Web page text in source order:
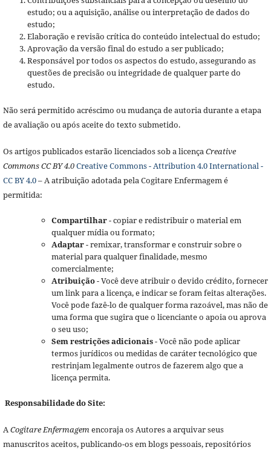
estudo; ou a aquisição, análise ou interpretação de dados do
estudo;
Elaboração e revisão crítica do conteúdo intelectual do estudo;
Aprovação da versão final do estudo a ser publicado;
Responsável por todos os aspectos do estudo, assegurando as
questões de precisão ou integridade de qualquer parte do
estudo.
Não será permitido acréscimo ou mudança de autoria durante a etapa
de avaliação ou após aceite do texto submetido.
Os artigos publicados estarão licenciados sob a licençaCreative
Commons CC BY 4.0Creative Commons - Attribution 4.0 International -
CC BY 4.0– A atribuição adotada pela Cogitare Enfermagem é
permitida:
Compartilhar- copiar e redistribuir o material em
qualquer mídia ou formato;
Adaptar- remixar, transformar e construir sobre o
material para qualquer finalidade, mesmo
comercialmente;
Atribuição- Você deve atribuir o devido crédito, fornecer
um link para a licença, e indicar se foram feitas alterações.
Você pode fazê-lo de qualquer forma razoável, mas não de
uma forma que sugira que o licenciante o apoia ou aprova
o seu uso;
Sem restrições adicionais- Você não pode aplicar
termos jurídicos ou medidas de caráter tecnológico que
restrinjam legalmente outros de fazerem algo que a
licença permita.
Responsabilidade do Site:
ACogitare Enfermagemencoraja os Autores a arquivar seus
manuscritos aceitos, publicando-os em blogs pessoais, repositórios